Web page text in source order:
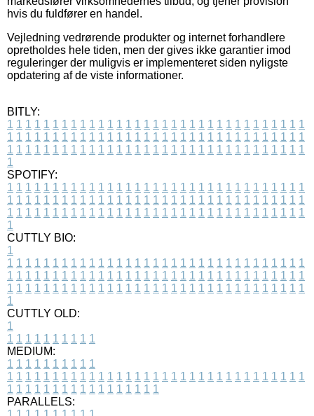
hvis du fuldfører en handel.
Vejledning vedrørende produkter og internet forhandlere
opretholdes hele tiden, men der gives ikke garantier imod
reguleringer der muligvis er implementeret siden nyligste
opdatering af de viste informationer.
BITLY:
1 1 1 1 1 1 1 1 1 1 1 1 1 1 1 1 1 1 1 1 1 1 1 1 1 1 1 1 1 1 1 1 1
1 1 1 1 1 1 1 1 1 1 1 1 1 1 1 1 1 1 1 1 1 1 1 1 1 1 1 1 1 1 1 1 1
1 1 1 1 1 1 1 1 1 1 1 1 1 1 1 1 1 1 1 1 1 1 1 1 1 1 1 1 1 1 1 1 1
1
SPOTIFY:
1 1 1 1 1 1 1 1 1 1 1 1 1 1 1 1 1 1 1 1 1 1 1 1 1 1 1 1 1 1 1 1 1
1 1 1 1 1 1 1 1 1 1 1 1 1 1 1 1 1 1 1 1 1 1 1 1 1 1 1 1 1 1 1 1 1
1 1 1 1 1 1 1 1 1 1 1 1 1 1 1 1 1 1 1 1 1 1 1 1 1 1 1 1 1 1 1 1 1
1
CUTTLY BIO:
1
1 1 1 1 1 1 1 1 1 1 1 1 1 1 1 1 1 1 1 1 1 1 1 1 1 1 1 1 1 1 1 1 1
1 1 1 1 1 1 1 1 1 1 1 1 1 1 1 1 1 1 1 1 1 1 1 1 1 1 1 1 1 1 1 1 1
1 1 1 1 1 1 1 1 1 1 1 1 1 1 1 1 1 1 1 1 1 1 1 1 1 1 1 1 1 1 1 1 1
1
CUTTLY OLD:
1
1 1 1 1 1 1 1 1 1 1
MEDIUM:
1 1 1 1 1 1 1 1 1 1
1 1 1 1 1 1 1 1 1 1 1 1 1 1 1 1 1 1 1 1 1 1 1 1 1 1 1 1 1 1 1 1 1
1 1 1 1 1 1 1 1 1 1 1 1 1 1 1 1 1
PARALLELS: